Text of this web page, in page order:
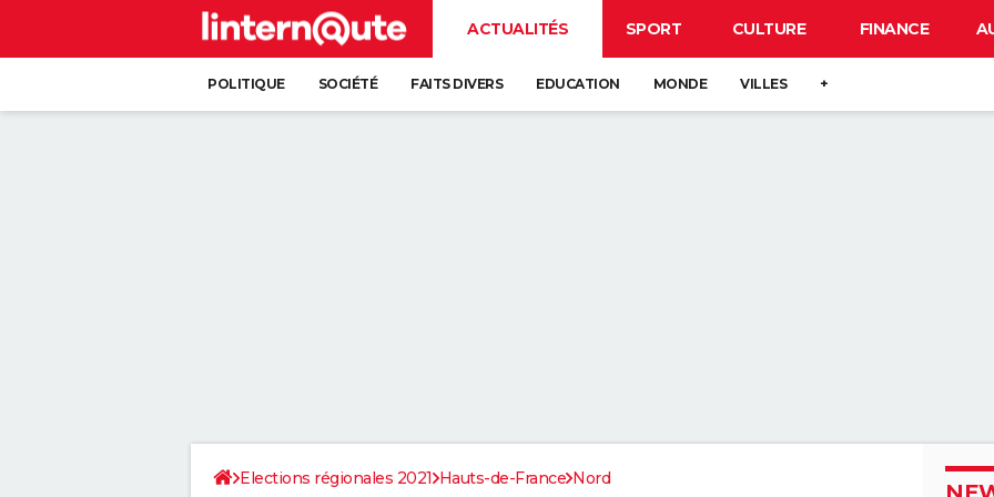
ACTUALITÉS SPORT CULTURE FINANCE
POLITIQUE SOCIÉTÉ FAITS DIVERS EDUCATION MONDE VILLES +
Elections régionales 2021 Hauts-de-France Nord